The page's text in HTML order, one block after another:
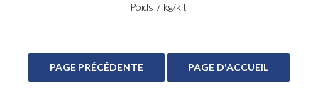
Poids 7 kg/kit